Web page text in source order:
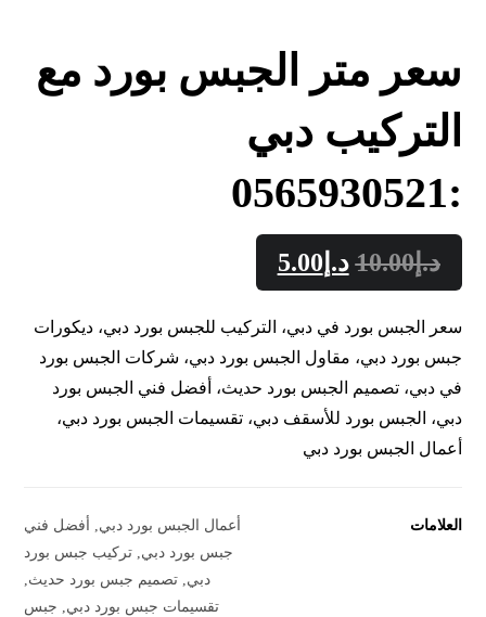
سعر متر الجبس بورد مع
التركيب دبي
:0565930521
د.إ10.00 د.إ 5.00
سعر الجبس بورد في دبي، التركيب للجبس بورد دبي، ديكورات
جبس بورد دبي، مقاول الجبس بورد دبي، شركات الجبس بورد
في دبي، تصميم الجبس بورد حديث، أفضل فني الجبس بورد
دبي، الجبس بورد للأسقف دبي، تقسيمات الجبس بورد دبي،
أعمال الجبس بورد دبي
العلامات أعمال الجبس بورد دبي
أفضل فني
جبس بورد دبي تركيب جبس بورد
دبي تصميم جبس بورد حديث
تقسيمات جبس بورد دبي
جبس